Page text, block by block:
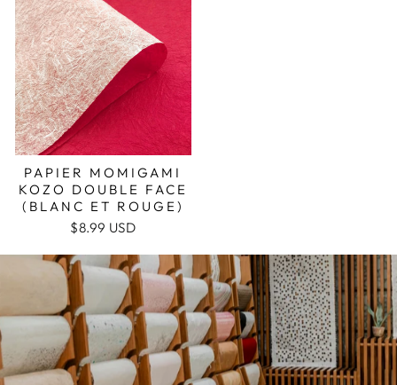
PAPIER MOMIGAMI
KOZO DOUBLE FACE
(BLANC ET ROUGE)
$8.99 USD